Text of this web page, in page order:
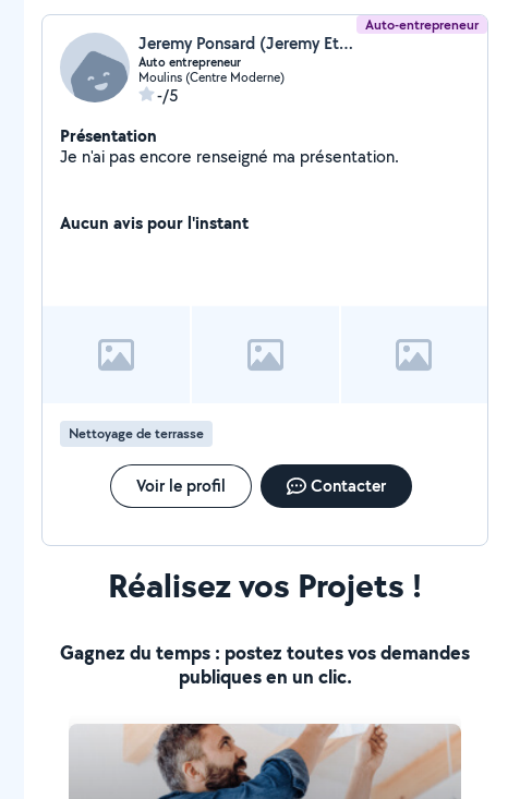
Auto-entrepreneur
Jeremy Ponsard (Jeremy Et Mathias)
Auto entrepreneur
Moulins (Centre Moderne)
-/5
Présentation
Je n'ai pas encore renseigné ma présentation.
Aucun avis pour l'instant
Nettoyage de terrasse
Voir le profil Contacter
Réalisez vos Projets !
Gagnez du temps : postez toutes vos demandes
publiques en un clic.